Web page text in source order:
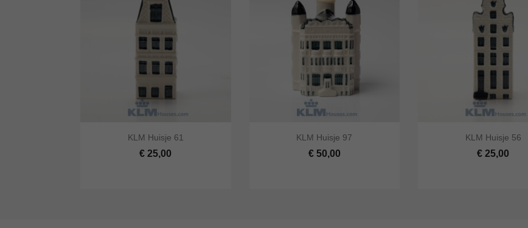
Snel bekijken In winkelwagen
KLM Huisje 61
€ 25,00 Snel bekijken In winkelwagen
KLM Huisje 97
€ 50,00 Snel bekijken In
KLM Huisje 56
€ 25,00